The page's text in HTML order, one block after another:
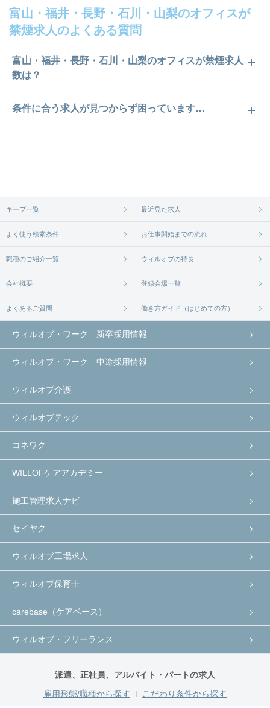
富山・福井・長野・石川・山梨のオフィスが
禁煙求人のよくある質問
富山・福井・長野・石川・山梨のオフィスが禁煙求人
数は？
富山・福井・長野・石川・山梨のオフィスが禁煙求
人数は65件です。どのような求人があるかぜひチェ
条件に合う求人が見つからず困っています…
無料相談の登録はコチラから
キープ一覧 最近見た求人
よく使う検索条件 お仕事開始までの流れ
職種のご紹介一覧 ウィルオブの特長
会社概要 登録会場一覧
よくあるご質問 働き方ガイド（はじめての方）
ウィルオブ・ワーク 新卒採用情報
ウィルオブ・ワーク 中途採用情報
ウィルオブ介護
ウィルオブテック
コネワク
WILLOFケアアカデミー
施工管理求人ナビ
セイヤク
ウィルオブ工場求人
ウィルオブ保育士
carebase（ケアベース）
ウィルオブ・フリーランス
派遣、正社員、アルバイト・パートの求人
雇用形態/職種から探す
こだわり条件から探す